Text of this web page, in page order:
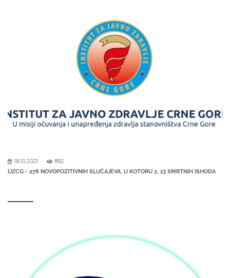
18.10.2021 892
IJZCG - 278 NOVOPOZITIVNIH SLUČAJEVA, U KOTORU 2, 13 SMRTNIH ISHODA